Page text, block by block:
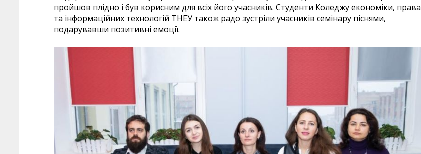
пройшов плідно і був корисним для всіх його учасників. Студенти Коледжу економіки, права
та інформаційних технологій ТНЕУ також радо зустріли учасників семінару піснями,
подарувавши позитивні емоції.